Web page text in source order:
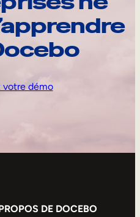
votre démo
DE DOCEBO